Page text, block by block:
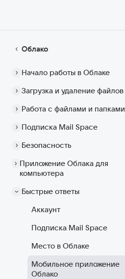
Облако
Начало работы в Облаке
Загрузка и удаление файлов
Работа с файлами и папками
Подписка Mail Space
Безопасность
Приложение Облака для
компьютера
Быстрые ответы
Аккаунт
Подписка Mail Space
Место в Облаке
Мобильное приложение
Облако